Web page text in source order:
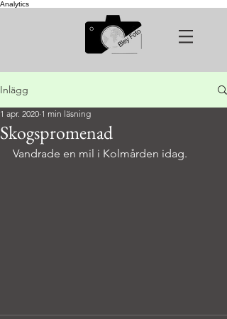
Analytics
Inlägg
Skogspromenad
1 apr. 2020 1 min läsning
Vandrade en mil i Kolmården idag.